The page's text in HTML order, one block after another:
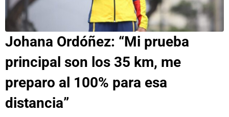
Johana Ordóñez: “Mi prueba
principal son los 35 km, me
preparo al 100% para esa
distancia”